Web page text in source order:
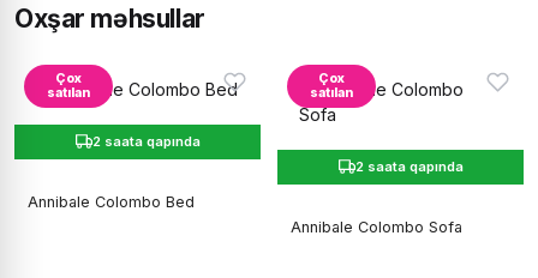
Oxşar məhsullar
Çox
satılan
2 saata qapında
Annibale Colombo Bed
Çox
satılan
2 saata qapında
Annibale Colombo Sofa